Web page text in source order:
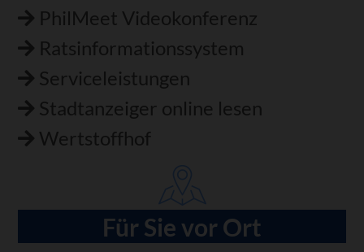
PhilMeet Videokonferenz
Ratsinformationssystem
Serviceleistungen
Stadtanzeiger online lesen
Wertstoffhof
Für Sie vor Ort